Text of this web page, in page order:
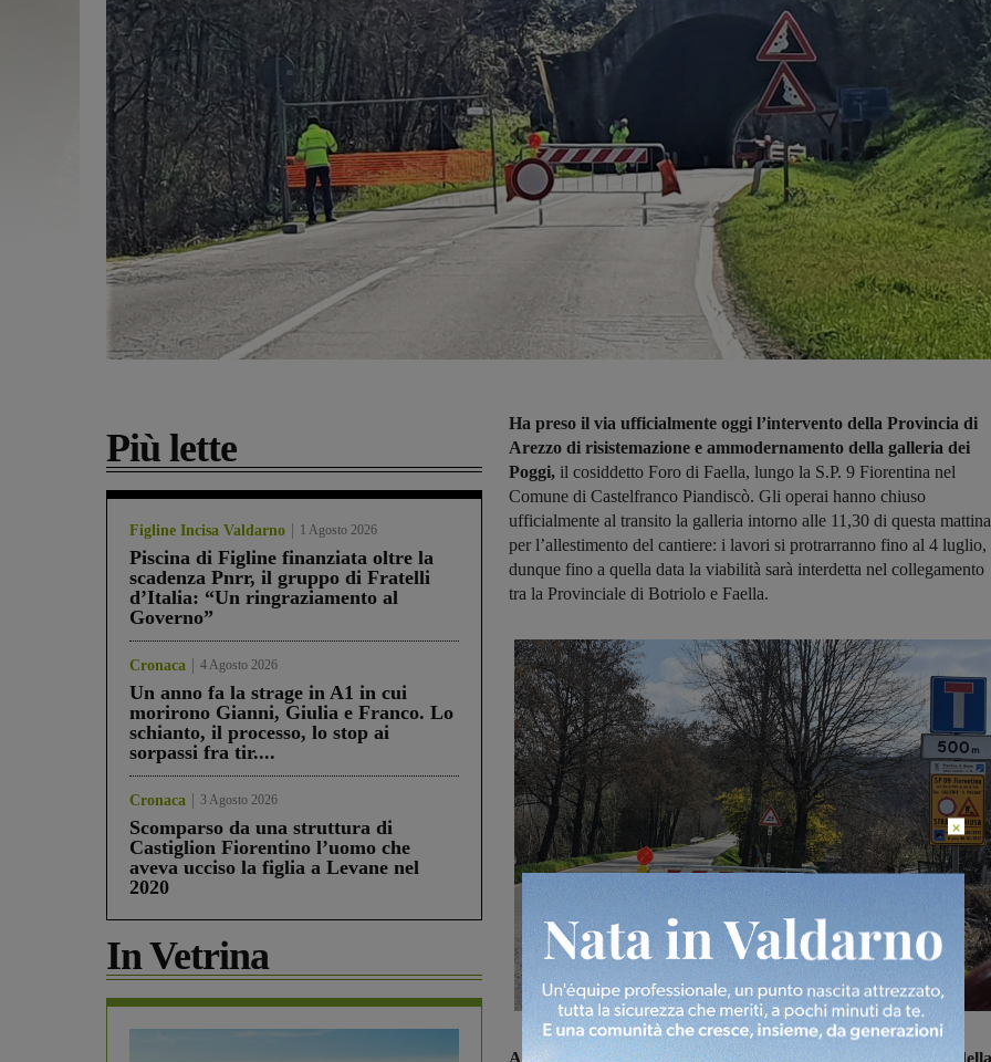
Più lette
Figline Incisa Valdarno 1 Agosto 2026
Piscina di Figline finanziata oltre la
scadenza Pnrr, il gruppo di Fratelli
d’Italia: “Un ringraziamento al
Governo”
Cronaca 4 Agosto 2026
Un anno fa la strage in A1 in cui
morirono Gianni, Giulia e Franco. Lo
schianto, il processo, lo stop ai
sorpassi fra tir....
Cronaca 3 Agosto 2026
Scomparso da una struttura di
Castiglion Fiorentino l’uomo che
aveva ucciso la figlia a Levane nel
2020
In Vetrina
Ha preso il via ufficialmente oggi l’intervento della Provincia di
Arezzo di risistemazione e ammodernamento della galleria dei
Poggi, il cosiddetto Foro di Faella, lungo la S.P. 9 Fiorentina nel
Comune di Castelfranco Piandiscò. Gli operai hanno chiuso
ufficialmente al transito la galleria intorno alle 11,30 di questa
per l’allestimento del cantiere: i lavori si protrarranno fino al 4 luglio,
dunque fino a quella data la viabilità sarà interdetta nel collegamento
tra la Provinciale di Botriolo e Faella.
×